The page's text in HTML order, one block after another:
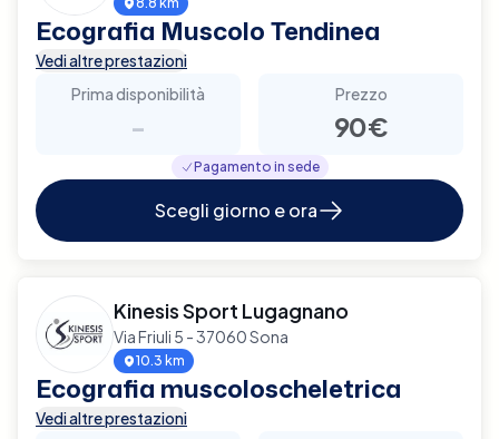
Ecografia Muscolo Tendinea
Vedi altre prestazioni
Prima disponibilità
-
Prezzo
90€
Pagamento in sede
Scegli giorno e ora
Kinesis Sport Lugagnano
Via Friuli 5 - 37060 Sona
10.3 km
Ecografia muscoloscheletrica
Vedi altre prestazioni